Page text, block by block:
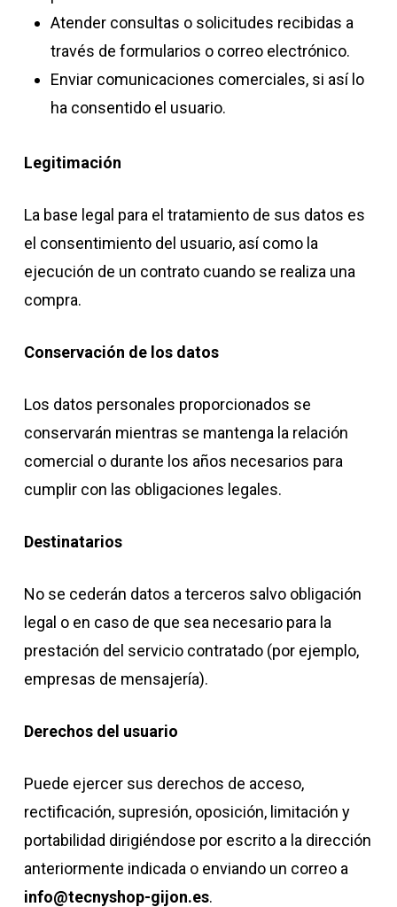
Atender consultas o solicitudes recibidas a
través de formularios o correo electrónico.
Enviar comunicaciones comerciales, si así lo
ha consentido el usuario.
Legitimación
La base legal para el tratamiento de sus datos es
el consentimiento del usuario, así como la
ejecución de un contrato cuando se realiza una
compra.
Conservación de los datos
Los datos personales proporcionados se
conservarán mientras se mantenga la relación
comercial o durante los años necesarios para
cumplir con las obligaciones legales.
Destinatarios
No se cederán datos a terceros salvo obligación
legal o en caso de que sea necesario para la
prestación del servicio contratado (por ejemplo,
empresas de mensajería).
Derechos del usuario
Puede ejercer sus derechos de acceso,
rectificación, supresión, oposición, limitación y
portabilidad dirigiéndose por escrito a la dirección
anteriormente indicada o enviando un correo a
info@tecnyshop-gijon.es.